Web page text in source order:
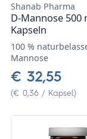
Lactopia -
NZ Queen Bee
Pharma Peter
Sanatur
Shanab Pharma
D-Mannose 500
Kapseln
100 %
Mannose
€ 32,55
(€ 0,36 / Kapsel)